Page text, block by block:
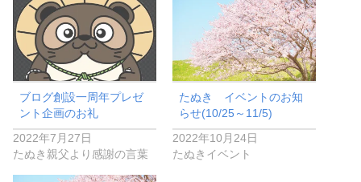
ブログ創設一周年プレゼ
ント企画のお礼
2022年7月27日
たぬき親父より感謝の言葉
たぬき イベントのお知
らせ(10/25～11/5)
2022年10月24日
たぬきイベント